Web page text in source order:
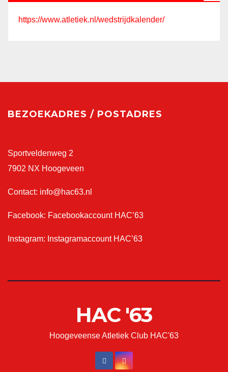
https://www.atletiek.nl/wedstrijdkalender/
BEZOEKADRES / POSTADRES
Sportveldenweg 2
7902 NX Hoogeveen
Contact: info@hac63.nl
Facebook: Facebookaccount HAC’63
Instagram: Instagramaccount HAC’63
HAC '63
Hoogeveense Atletiek Club HAC'63